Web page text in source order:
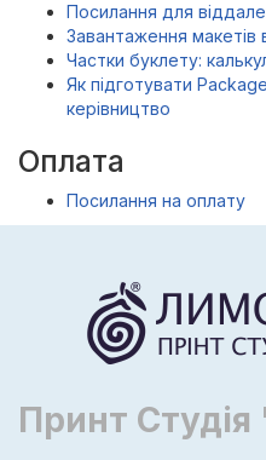
Посилання для
Завантаження макетів в
Частки буклету:
Як підготувати
керівництво
Оплата
Посилання на оплату
Принт